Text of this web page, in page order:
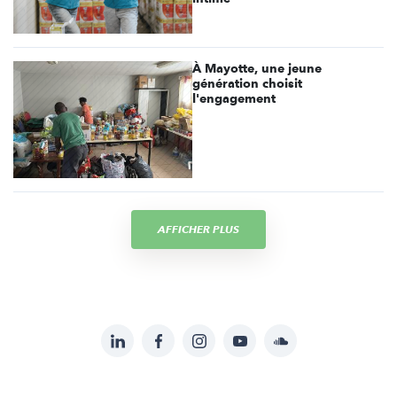
À Mayotte, une jeune
génération choisit
l'engagement
AFFICHER PLUS
LinkedInFacebookInstagramYouTubeSoundcloud